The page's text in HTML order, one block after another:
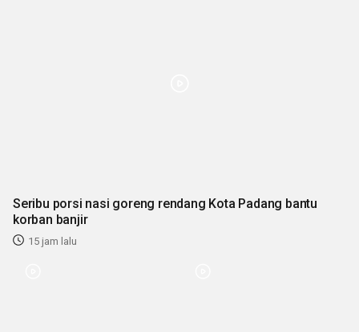
Seribu porsi nasi goreng rendang Kota Padang bantu
korban banjir
15 jam lalu